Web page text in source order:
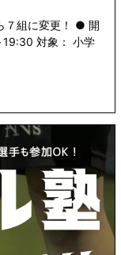
７組に変更！ ● 開
対象： 小学